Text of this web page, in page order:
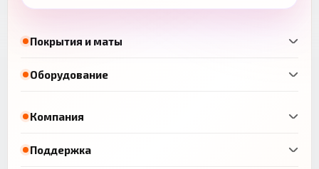
Покрытия и маты
Оборудование
Компания
Поддержка